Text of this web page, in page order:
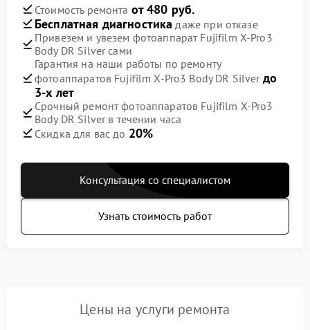
Стоимость ремонта от 480 руб.
Бесплатная диагностика даже при отказе
Привезем и увезем фотоаппарат Fujifilm X-Pro3
Body DR Silver сами
Гарантия на наши работы по ремонту
фотоаппаратов Fujifilm X-Pro3 Body DR Silver до
3-х лет
Срочный ремонт фотоаппаратов Fujifilm X-Pro3
Body DR Silver в течении часа
Скидка для вас до 20%
Консультация со специалистом
Узнать стоимость работ
Цены на услуги ремонта